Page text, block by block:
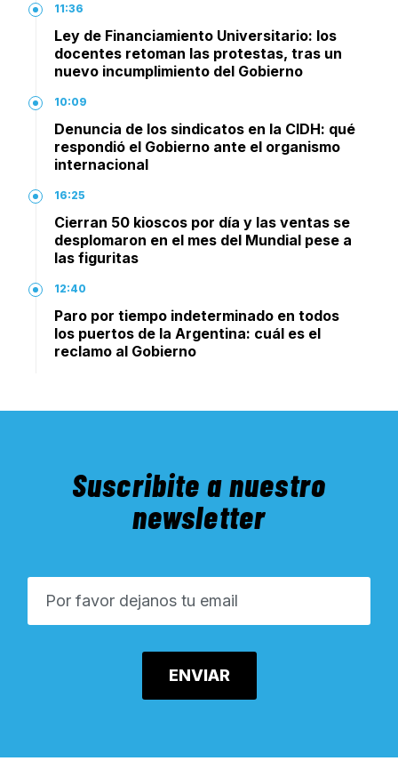
11:36
Ley de Financiamiento Universitario: los
docentes retoman las protestas, tras un
nuevo incumplimiento del Gobierno
10:09
Denuncia de los sindicatos en la CIDH: qué
respondió el Gobierno ante el organismo
internacional
16:25
Cierran 50 kioscos por día y las ventas se
desplomaron en el mes del Mundial pese a
las figuritas
12:40
Paro por tiempo indeterminado en todos
los puertos de la Argentina: cuál es el
reclamo al Gobierno
Suscribite a nuestro
newsletter